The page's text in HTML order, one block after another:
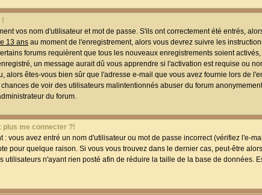
!
vos nom d'utilisateur et mot de passe. S'ils ont correctement été entrés,
13 ans au moment de l'enregistrement, alors vous devrez suivre les
forums requièrent que tous les nouveaux enregistrements soient
un message aurait dû vous apprendre si l'activation est requise ou
alors êtes-vous bien sûr que l'adresse e-mail que vous avez fournie lors de
de voir des utilisateurs malintentionnés abuser du forum
du forum.
plus me connecter ?!
vous avez entré un nom d'utilisateur ou mot de passe incorrect (vérifiez l'e-
pour quelque raison. Si vous vous trouvez dans le dernier cas, peut-être
utilisateurs n'ayant rien posté afin de réduire la taille de la base de données.